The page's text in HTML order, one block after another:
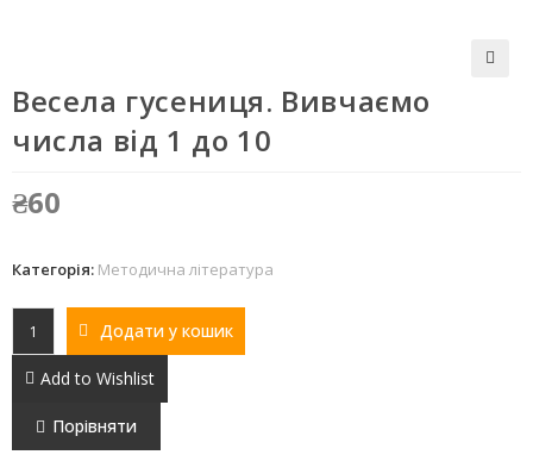
Весела гусениця. Вивчаємо
числа від 1 до 10
₴60
Категорія: Методична література
Додати у кошик
Add to Wishlist
Порівняти